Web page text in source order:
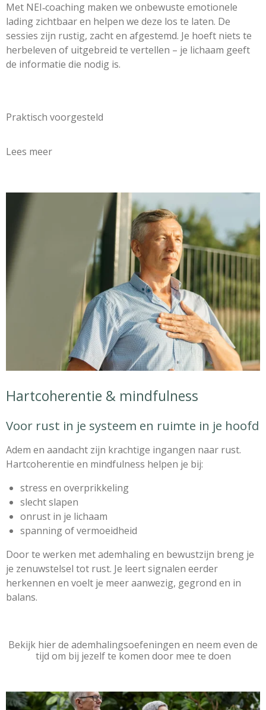
Met NEI‑coaching maken we onbewuste emotionele
lading zichtbaar en helpen we deze los te laten. De
sessies zijn rustig, zacht en afgestemd. Je hoeft niets te
herbeleven of uitgebreid te vertellen – je lichaam geeft
de informatie die nodig is.
Praktisch voorgesteld
Lees meer
Hartcoherentie & mindfulness
Voor rust in je systeem en ruimte in je hoofd
Adem en aandacht zijn krachtige ingangen naar rust.
Hartcoherentie en mindfulness helpen je bij:
stress en overprikkeling
slecht slapen
onrust in je lichaam
spanning of vermoeidheid
Door te werken met ademhaling en bewustzijn breng je
je zenuwstelsel tot rust. Je leert signalen eerder
herkennen en voelt je meer aanwezig, gegrond en in
balans.
Bekijk hier de ademhalingsoefeningen en neem even de
tijd om bij jezelf te komen door mee te doen